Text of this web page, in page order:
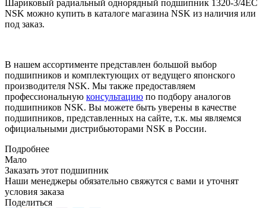
Шариковый радиальный однорядный подшипник 1320-3/4EC
NSK можно купить в каталоге магазина NSK из наличия или
под заказ.
В нашем ассортименте представлен большой выбор
подшипников и комплектующих от ведущего японского
производителя NSK. Мы также предоставляем
профессиональную консультацию по подбору аналогов
подшипников NSK. Вы можете быть уверены в качестве
подшипников, представленных на сайте, т.к. мы являемся
официальными дистрибьюторами NSK в России.
Подробнее
Мало
Заказать этот подшипник
Наши менеджеры обязательно свяжутся с вами и уточнят
условия заказа
Поделиться